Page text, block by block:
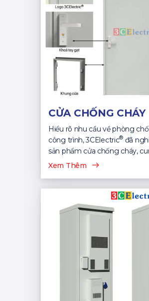
CỬA CHỐNG CHÁY
Hiểu rõ nhu cầu về phòng
công trình, 3CElectric® đã
sản phẩm cửa chống cháy,
Toàn...
Xem Thêm